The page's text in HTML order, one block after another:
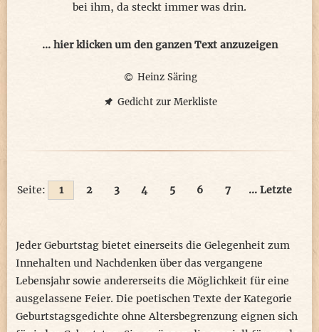
bei ihm, da steckt immer was drin.
Man findet aufs Beste vereint
Mit Noten setzt er, wie mir scheint,
dann schließlich das Pünktchen aufs i.
wenn seine Gitarre erklingt,
wenn er seine Lieder uns singt.
er hat hier schon ringsum im Land
Millionen von Freunden errungen
mit Können, mit Herz und Verstand.
Wie Orpheus einst, wollte er singen,
... hier klicken um den ganzen Text anzuzeigen
Heinz Säring
Gedicht zur Merkliste
Seite: 1 2 3 4 5 6 7 ... Letzte
Jeder Geburtstag bietet einerseits die Gelegenheit zum
Innehalten und Nachdenken über das vergangene
Lebensjahr sowie andererseits die Möglichkeit für eine
ausgelassene Feier. Die poetischen Texte der Kategorie
Geburtstagsgedichte ohne Altersbegrenzung eignen sich